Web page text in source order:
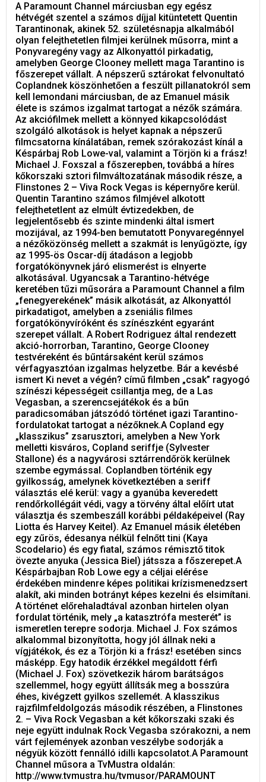
A Paramount Channel márciusban egy egész
hétvégét szentel a számos díjjal kitüntetett Quentin
Tarantinonak, akinek 52. születésnapja alkalmából
olyan felejthetetlen filmjei kerülnek műsorra, mint a
Ponyvaregény vagy az Alkonyattól pirkadatig,
amelyben George Clooney mellett maga Tarantino is
főszerepet vállalt. A népszerű sztárokat felvonultató
Coplandnek köszönhetően a feszült pillanatokról sem
kell lemondani márciusban, de az Emanuel másik
élete is számos izgalmat tartogat a nézők számára.
Az akciófilmek mellett a könnyed kikapcsolódást
szolgáló alkotások is helyet kapnak a népszerű
filmcsatorna kínálatában, remek szórakozást kínál a
Késpárbaj Rob Lowe-val, valamint a Törjön ki a frász!
Michael J. Foxszal a főszerepben, továbbá a híres
kőkorszaki sztori filmváltozatának második része, a
Flinstones 2 – Viva Rock Vegas is képernyőre kerül.
Quentin Tarantino számos filmjével alkotott
felejthetetlent az elmúlt évtizedekben, de
legjelentősebb és szinte mindenki által ismert
mozijával, az 1994-ben bemutatott Ponyvaregénnyel
a nézőközönség mellett a szakmát is lenyűgözte, így
az 1995-ös Oscar-díj átadáson a legjobb
forgatókönyvnek járó elismerést is elnyerte
alkotásával. Ugyancsak a Tarantino-hétvége
keretében tűzi műsorára a Paramount Channel a film
„fenegyerekének” másik alkotását, az Alkonyattól
pirkadatigot, amelyben a zseniális filmes
forgatókönyvíróként és színészként egyaránt
szerepet vállalt. A Robert Rodriguez által rendezett
akció-horrorban, Tarantino, George Clooney
testvéreként és bűntársaként kerül számos
vérfagyasztóan izgalmas helyzetbe. Bár a kevésbé
ismert Ki nevet a végén? című filmben „csak” ragyogó
színészi képességeit csillantja meg, de a Las
Vegasban, a szerencsejátékok és a bűn
paradicsomában játszódó történet igazi Tarantino-
fordulatokat tartogat a nézőknek.A Copland egy
„klasszikus” zsarusztori, amelyben a New York
melletti kisváros, Copland seriffje (Sylvester
Stallone) és a nagyvárosi sztárrendőrök kerülnek
szembe egymással. Coplandben történik egy
gyilkosság, amelynek következtében a seriff
választás elé kerül: vagy a gyanúba keveredett
rendőrkollégáit védi, vagy a törvény által előírt utat
választja és szembeszáll korábbi példaképeivel (Ray
Liotta és Harvey Keitel). Az Emanuel másik életében
egy zűrös, édesanya nélkül felnőtt tini (Kaya
Scodelario) és egy fiatal, számos rémisztő titok
övezte anyuka (Jessica Biel) játssza a főszerepet.A
Késpárbajban Rob Lowe egy a céljai elérése
érdekében mindenre képes politikai krízismenedzsert
alakít, aki minden botrányt képes kezelni és elsimítani.
A történet előrehaladtával azonban hirtelen olyan
fordulat történik, mely „a katasztrófa mesterét” is
ismeretlen terepre sodorja. Michael J. Fox számos
alkalommal bizonyította, hogy jól állnak neki a
vígjátékok, és ez a Törjön ki a frász! esetében sincs
másképp. Egy hatodik érzékkel megáldott férfi
(Michael J. Fox) szövetkezik három barátságos
szellemmel, hogy együtt állítsák meg a bosszúra
éhes, kivégzett gyilkos szellemét. A klasszikus
rajzfilmfeldolgozás második részében, a Flinstones
2. – Viva Rock Vegasban a két kőkorszaki szaki és
neje együtt indulnak Rock Vegasba szórakozni, a nem
várt fejlemények azonban veszélybe sodorják a
négyük között fennálló idilli kapcsolatot.A Paramount
Channel műsora a TvMustra oldalán:
http://www.tvmustra.hu/tvmusor/PARAMOUNT